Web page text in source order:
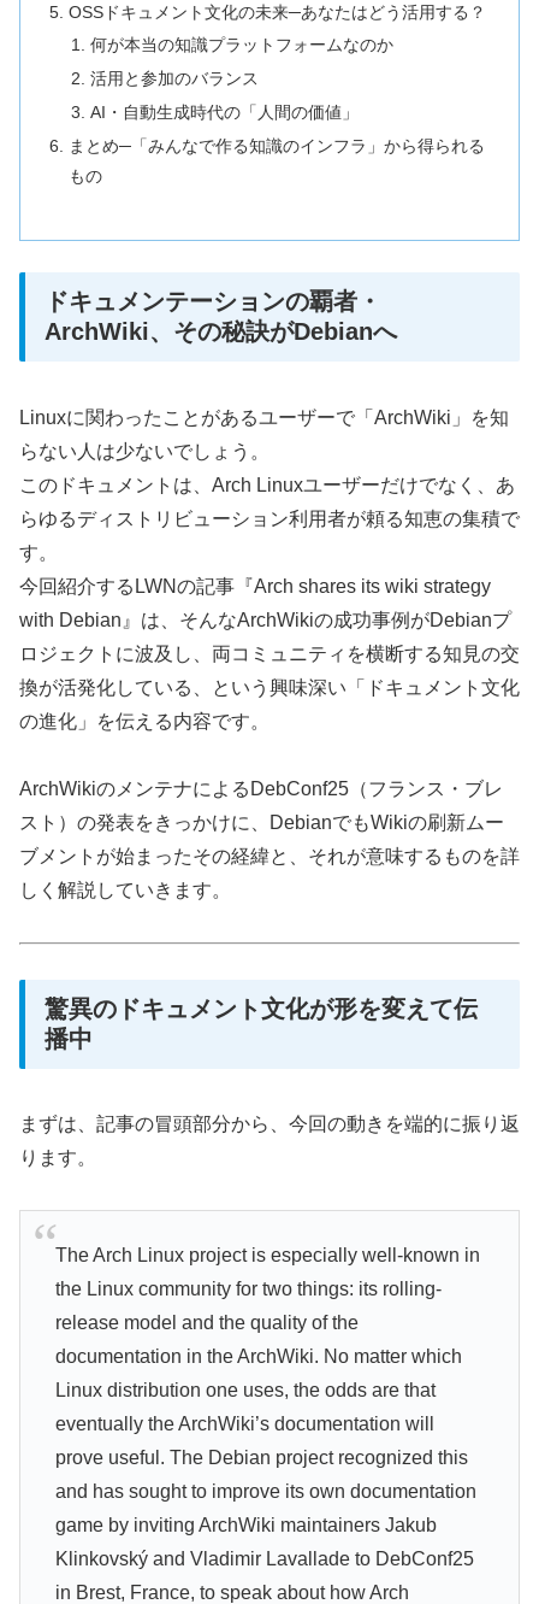
OSSドキュメント文化の未来─あなたはどう活用する？
何が本当の知識プラットフォームなのか
活用と参加のバランス
AI・自動生成時代の「人間の価値」
まとめ─「みんなで作る知識のインフラ」から得られる
もの
ドキュメンテーションの覇者・
ArchWiki、その秘訣がDebianへ
Linuxに関わったことがあるユーザーで「ArchWiki」を知
らない人は少ないでしょう。
このドキュメントは、Arch Linuxユーザーだけでなく、あ
らゆるディストリビューション利用者が頼る知恵の集積で
す。
今回紹介するLWNの記事『Arch shares its wiki strategy
with Debian』は、そんなArchWikiの成功事例がDebianプ
ロジェクトに波及し、両コミュニティを横断する知見の交
換が活発化している、という興味深い「ドキュメント文化
の進化」を伝える内容です。
ArchWikiのメンテナによるDebConf25（フランス・ブレ
スト）の発表をきっかけに、DebianでもWikiの刷新ムー
ブメントが始まったその経緯と、それが意味するものを詳
しく解説していきます。
驚異のドキュメント文化が形を変えて伝
播中
まずは、記事の冒頭部分から、今回の動きを端的に振り返
ります。
The Arch Linux project is especially well-known in
the Linux community for two things: its rolling-
release model and the quality of the
documentation in the ArchWiki. No matter which
Linux distribution one uses, the odds are that
eventually the ArchWiki’s documentation will
prove useful. The Debian project recognized this
and has sought to improve its own documentation
game by inviting ArchWiki maintainers Jakub
Klinkovský and Vladimir Lavallade to DebConf25
in Brest, France, to speak about how Arch